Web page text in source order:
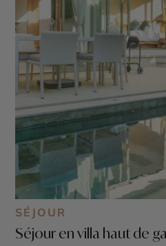
SÉJOUR
Séjour en villa haut de